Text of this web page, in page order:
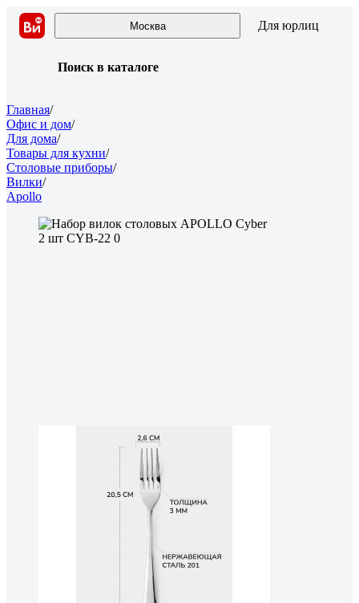
Москва Для юрлиц
Поиск в каталоге
Главная/
Офис и дом/
Для дома/
Товары для кухни/
Столовые приборы/
Вилки/
Apollo